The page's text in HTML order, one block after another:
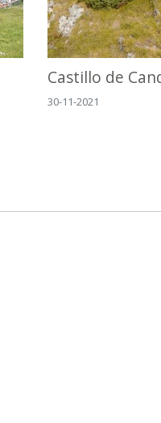
Castillo de
30-11-2021